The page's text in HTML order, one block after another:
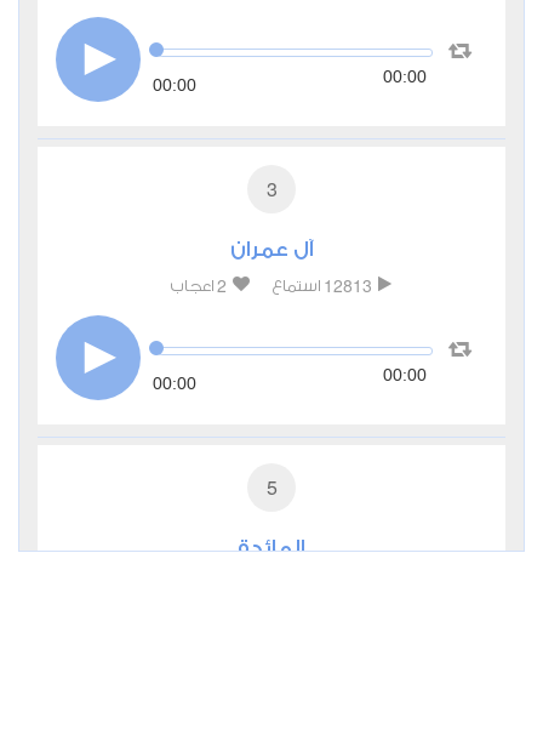
00:00 00:00
3
آل عمران
12813 استماع 2 اعجاب
00:00 00:00
5
المائدة